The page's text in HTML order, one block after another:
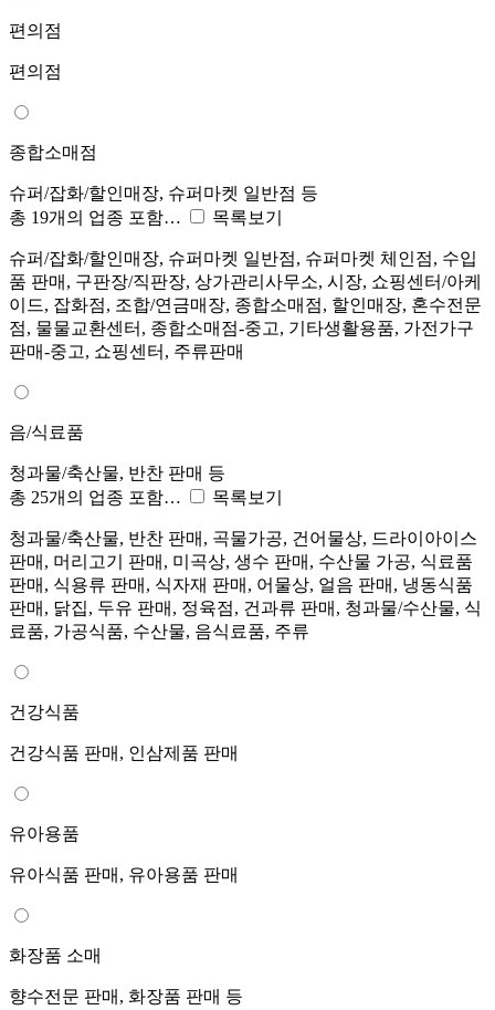
편의점
편의점
종합소매점
슈퍼/잡화/할인매장, 슈퍼마켓 일반점 등
총 19개의 업종 포함…
목록보기
슈퍼/잡화/할인매장, 슈퍼마켓 일반점, 슈퍼마켓 체인점, 수입
품 판매, 구판장/직판장, 상가관리사무소, 시장, 쇼핑센터/아케
이드, 잡화점, 조합/연금매장, 종합소매점, 할인매장, 혼수전문
점, 물물교환센터, 종합소매점-중고, 기타생활용품, 가전가구
판매-중고, 쇼핑센터, 주류판매
음/식료품
청과물/축산물, 반찬 판매 등
총 25개의 업종 포함…
목록보기
청과물/축산물, 반찬 판매, 곡물가공, 건어물상, 드라이아이스
판매, 머리고기 판매, 미곡상, 생수 판매, 수산물 가공, 식료품
판매, 식용류 판매, 식자재 판매, 어물상, 얼음 판매, 냉동식품
판매, 닭집, 두유 판매, 정육점, 건과류 판매, 청과물/수산물, 식
료품, 가공식품, 수산물, 음식료품, 주류
건강식품
건강식품 판매, 인삼제품 판매
유아용품
유아식품 판매, 유아용품 판매
화장품 소매
향수전문 판매, 화장품 판매 등